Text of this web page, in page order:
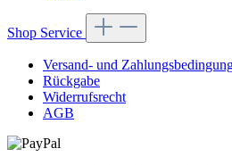
Shop Service
Versand- und
Rückgabe
Widerrufsrecht
AGB